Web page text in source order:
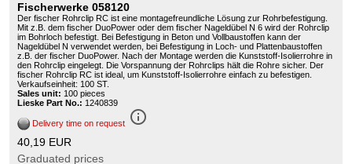
Fischerwerke 058120
Der fischer Rohrclip RC ist eine montagefreundliche Lösung zur Rohrbefestigung.
Mit z.B. dem fischer DuoPower oder dem fischer Nageldübel N 6 wird der Rohrclip
im Bohrloch befestigt. Bei Befestigung in Beton und Vollbaustoffen kann der
Nageldübel N verwendet werden, bei Befestigung in Loch- und Plattenbaustoffen
z.B. der fischer DuoPower. Nach der Montage werden die Kunststoff-Isolierrohre in
den Rohrclip eingelegt. Die Vorspannung der Rohrclips hält die Rohre sicher. Der
fischer Rohrclip RC ist ideal, um Kunststoff-Isolierrohre einfach zu befestigen.
Verkaufseinheit: 100 ST.
Sales unit: 100 pieces
Lieske Part No.: 1240839
Delivery time on request info_outline
40,19 EUR
Graduated prices